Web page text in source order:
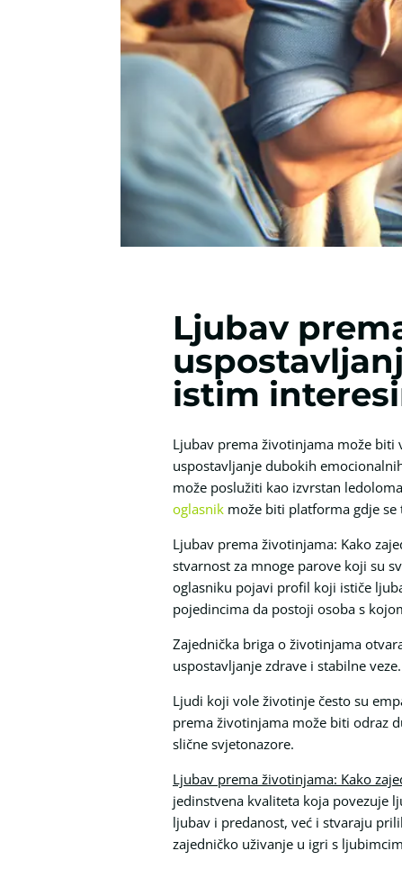
Ljubav
istim
Ljubav prema životinjama može biti
uspostavljanje dubokih
može poslužiti kao izvrstan
oglasnik može biti platforma gdje
Ljubav prema životinjama: Kako
stvarnost za mnoge parove koji su
oglasniku pojavi profil koji ističe
pojedincima da postoji osoba s
Zajednička briga o životinjama
uspostavljanje zdrave i stabilne veze.
Ljudi koji vole životinje često su
prema životinjama može biti odraz
slične svjetonazore.
Ljubav prema životinjama: Kako
jedinstvena kvaliteta koja povezuje
ljubav i predanost, već i stvaraju
zajedničko uživanje u igri s